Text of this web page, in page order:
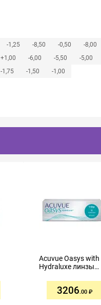
-1,25 -8,50 -0,50 -8,00
+1,00 -6,00 -5,50 -5,00
-1,75 -1,50 -1,00
Acuvue Oasys with
Hydraluxe линзы
однодневные R8,5
-2,00 №30
3206.00